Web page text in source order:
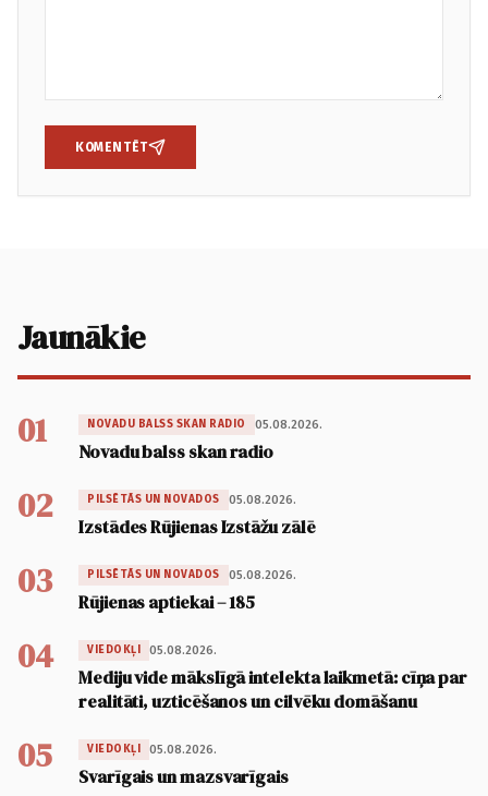
KOMENTĒT
Jaunākie
01 NOVADU BALSS SKAN RADIO 05.08.2026.
Novadu balss skan radio
02 PILSĒTĀS UN NOVADOS 05.08.2026.
Izstādes Rūjienas Izstāžu zālē
03 PILSĒTĀS UN NOVADOS 05.08.2026.
Rūjienas aptiekai – 185
04 VIEDOKĻI 05.08.2026.
Mediju vide mākslīgā intelekta laikmetā: cīņa par
realitāti, uzticēšanos un cilvēku domāšanu
05 VIEDOKĻI 05.08.2026.
Svarīgais un mazsvarīgais